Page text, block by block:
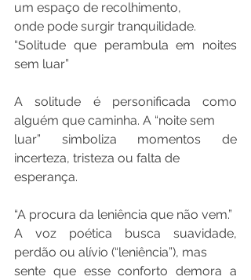
um espaço de recolhimento,
onde pode surgir tranquilidade.
“Solitude que perambula em noites
sem luar”
A solitude é personificada como
alguém que caminha. A “noite sem
luar” simboliza momentos de
incerteza, tristeza ou falta de
esperança.
“A procura da leniência que não vem.”
A voz poética busca suavidade,
perdão ou alívio (“leniência”), mas
sente que esse conforto demora a